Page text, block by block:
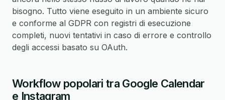
bisogno. Tutto viene eseguito in un ambiente sicuro
e conforme al GDPR con registri di esecuzione
completi, nuovi tentativi in caso di errore e controllo
degli accessi basato su OAuth.
Workflow popolari tra Google Calendar
e Instagram